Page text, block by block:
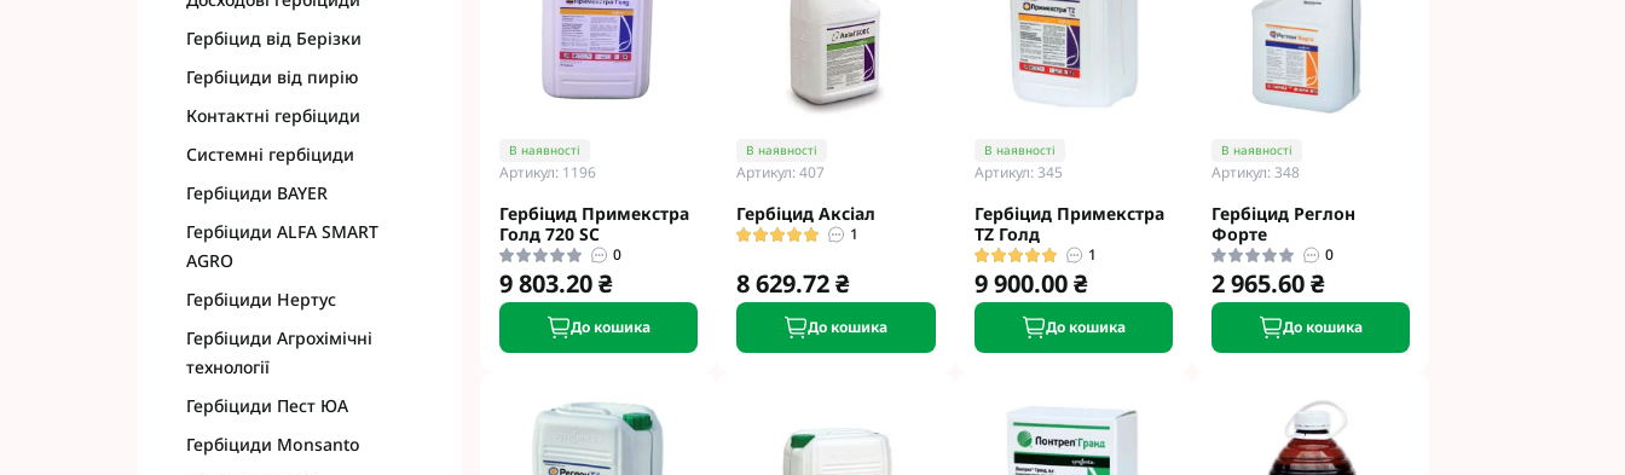
Гербіцид від Берізки
Гербіциди від пирію
Контактні гербіциди
Системні гербіциди
Гербіциди BAYER
Гербіциди ALFA SMART
AGRO
Гербіциди Нертус
Гербіциди Агрохімічні
технології
Гербіциди Пест ЮА
Гербіциди Monsanto
В наявності
Артикул: 1196
Гербіцид Примекстра
Голд 720 SC
0
9 803.20 ₴
До кошика
В наявності
Артикул: 407
Гербіцид Аксіал
1
8 629.72 ₴
До кошика
В наявності
Артикул: 345
Гербіцид Примекстра
TZ Голд
1
9 900.00 ₴
До кошика
В наявності
Артикул: 348
Гербіцид Реглон
Форте
0
2 965.60 ₴
До кошика